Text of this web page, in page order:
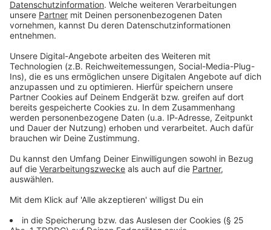
Du möchtest uns etwas sagen?
Kontaktformular
Sprachnachricht
© dpa-infocom, dpa:260518-930-92957/3
DAS KÖNNTE DICH AUCH INTERESSIEREN
Bayern